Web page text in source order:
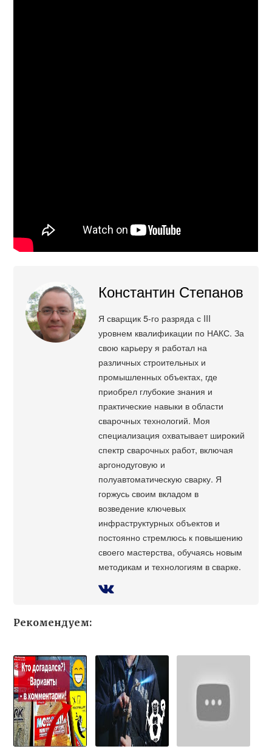
Константин Степанов
Я сварщик 5-го разряда с III
уровнем квалификации по НАКС. За
свою карьеру я работал на
различных строительных и
промышленных объектах, где
приобрел глубокие знания и
практические навыки в области
сварочных технологий. Моя
специализация охватывает широкий
спектр сварочных работ, включая
аргонодуговую и
полуавтоматическую сварку. Я
горжусь своим вкладом в
возведение ключевых
инфраструктурных объектов и
постоянно стремлюсь к повышению
своего мастерства, обучаясь новым
методикам и технологиям в сварке.
Рекомендуем: